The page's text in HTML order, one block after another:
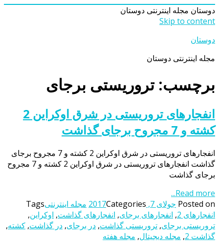
دوستان مجله اینترنتی دوستان
Skip to content
دوستان
مجله اینترنتی دوستان
برچسب: تروریستی برجای
انفجارهای تروریستی در شرق اوکراین 2
کشته و 7 مجروح برجای گذاشت
انفجارهای تروریستی در شرق اوکراین 2 کشته و 7 مجروح برجای
گذاشت انفجارهای تروریستی در شرق اوکراین 2 کشته و 7 مجروح
برجای گذاشت
Read more...
Posted on جولای 7, 2017 Categories مجله اینترنتیTags
انفجارهای 2
, انفجارهای برجای, انفجارهای گذاشت, اوکراین,
تروریستی برجای, تروریستی گذاشت, در برجای, در گذاشت, کشته,
گذاشت 2
, مجله دیجیتال, مجله هفته